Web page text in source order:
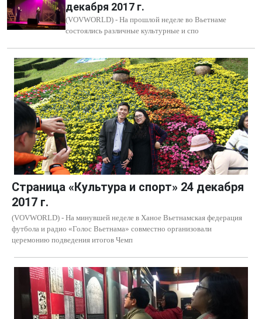
декабря 2017 г.
(VOVWORLD) - На прошлой неделе во Вьетнаме
состоялись различные культурные и спо
Страница «Культура и спорт» 24 декабря
2017 г.
(VOVWORLD) - На минувшей неделе в Ханое Вьетнамская федерация
футбола и радио «Голос Вьетнама» совместно организовали
церемонию подведения итогов Чемп